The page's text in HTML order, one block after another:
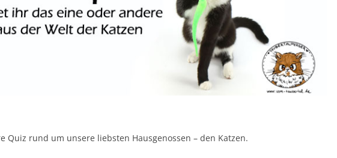
Quiz rund um unsere liebsten Hausgenossen – den Katzen.